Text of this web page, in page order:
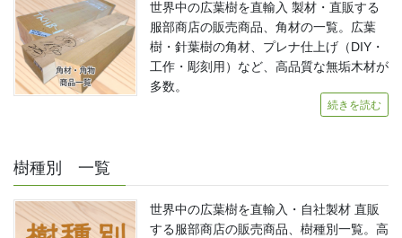
世界中の広葉樹を直輸入 製材・直販する
服部商店の販売商品、角材の一覧。広葉
樹・針葉樹の角材、プレナ仕上げ（DIY・
工作・彫刻用）など、高品質な無垢木材が
多数。
続きを読む
樹種別 一覧
世界中の広葉樹を直輸入・自社製材 直販
する服部商店の販売商品、樹種別一覧。高